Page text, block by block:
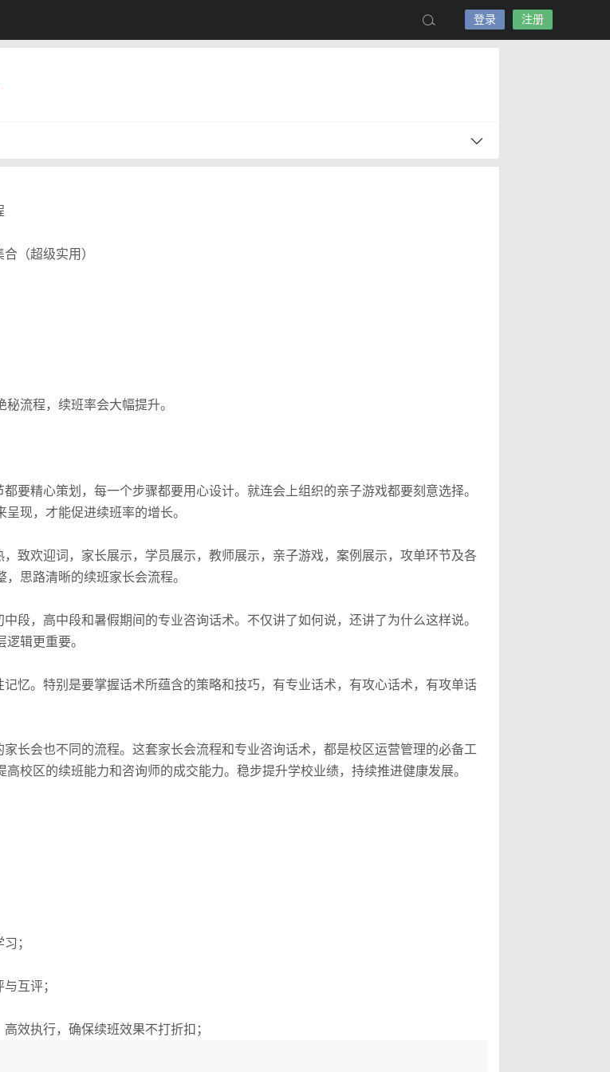
登录 注册
（超级实用）
流程，续班率会大幅提升。
要精心策划，每一个步骤都要用心设计。就连会上组织的亲子游戏都要刻意选择。
现，才能促进续班率的增长。
致欢迎词，家长展示，学员展示，教师展示，亲子游戏，案例展示，攻单环节及各
思路清晰的续班家长会流程。
段，高中段和暑假期间的专业咨询话术。不仅讲了如何说，还讲了为什么这样说。
辑更重要。
忆。特别是要掌握话术所蕴含的策略和技巧，有专业话术，有攻心话术，有攻单话
长会也不同的流程。这套家长会流程和专业咨询话术，都是校区运营管理的必备工
校区的续班能力和咨询师的成交能力。稳步提升学校业绩，持续推进健康发展。
；
互评；
效执行，确保续班效果不打折扣；